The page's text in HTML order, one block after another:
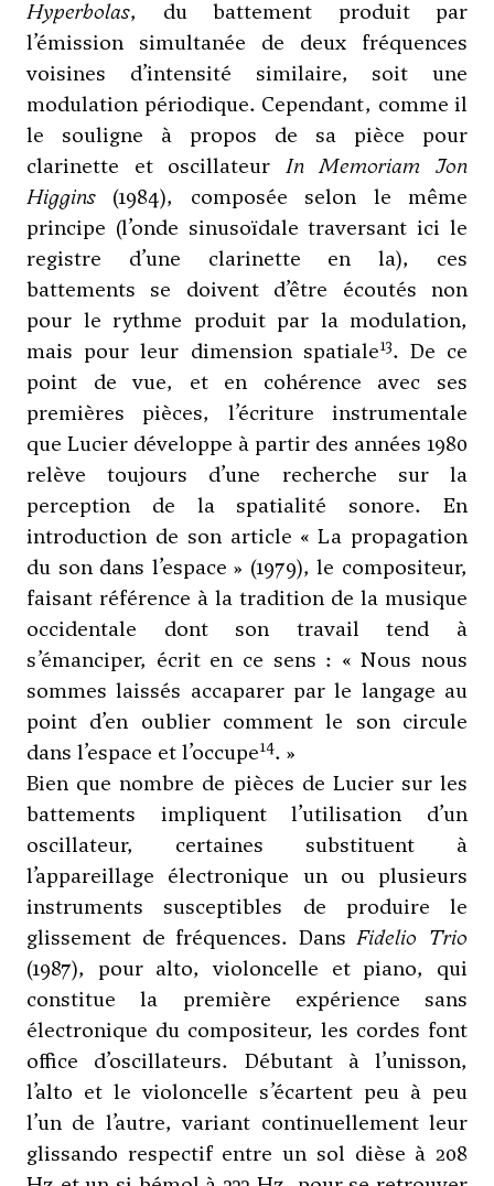
Hyperbolas, du battement produit par
l’émission simultanée de deux fréquences
voisines d’intensité similaire, soit une
modulation périodique. Cependant, comme il
le souligne à propos de sa pièce pour
clarinette et oscillateur In Memoriam Jon
Higgins (1984), composée selon le même
principe (l’onde sinusoïdale traversant ici le
registre d’une clarinette en la), ces
battements se doivent d’être écoutés non
pour le rythme produit par la modulation,
mais pour leur dimension spatiale13. De ce
point de vue, et en cohérence avec ses
premières pièces, l’écriture instrumentale
que Lucier développe à partir des années 1980
relève toujours d’une recherche sur la
perception de la spatialité sonore. En
introduction de son article « La propagation
du son dans l’espace » (1979), le compositeur,
faisant référence à la tradition de la musique
occidentale dont son travail tend à
s’émanciper, écrit en ce sens : « Nous nous
sommes laissés accaparer par le langage au
point d’en oublier comment le son circule
dans l’espace et l’occupe14. »
Bien que nombre de pièces de Lucier sur les
battements impliquent l’utilisation d’un
oscillateur, certaines substituent à
l’appareillage électronique un ou plusieurs
instruments susceptibles de produire le
glissement de fréquences. DansFidelio Trio
(1987), pour alto, violoncelle et piano, qui
constitue la première expérience sans
électronique du compositeur, les cordes font
office d’oscillateurs. Débutant à l’unisson,
l’alto et le violoncelle s’écartent peu à peu
l’un de l’autre, variant continuellement leur
glissando respectif entre un sol dièse à 208